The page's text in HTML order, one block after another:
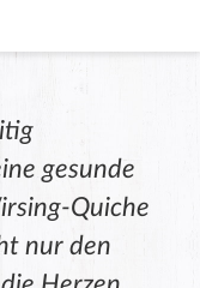
gesunde
Quiche
nur den